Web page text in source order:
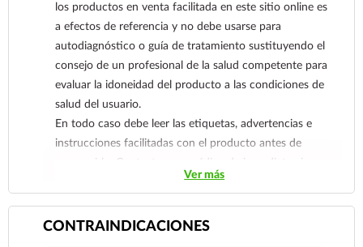
resistente a múltiples antibióticos), en
enfermedades de transmisión sexual en hombres
y mujeres.
los productos en venta facilitada en este sitio online es
a efectos de referencia y no debe usarse para
autodiagnóstico o guía de tratamiento sustituyendo el
consejo de un profesional de la salud competente para
evaluar la idoneidad del producto a las condiciones de
salud del usuario.
En todo caso debe leer las etiquetas, advertencias e
instrucciones facilitadas con el producto antes de
consumirlo. Contacte a su médico de inmediato si
sospecha que tiene un problema de salud.
Ver más
CONTRAINDICACIONES